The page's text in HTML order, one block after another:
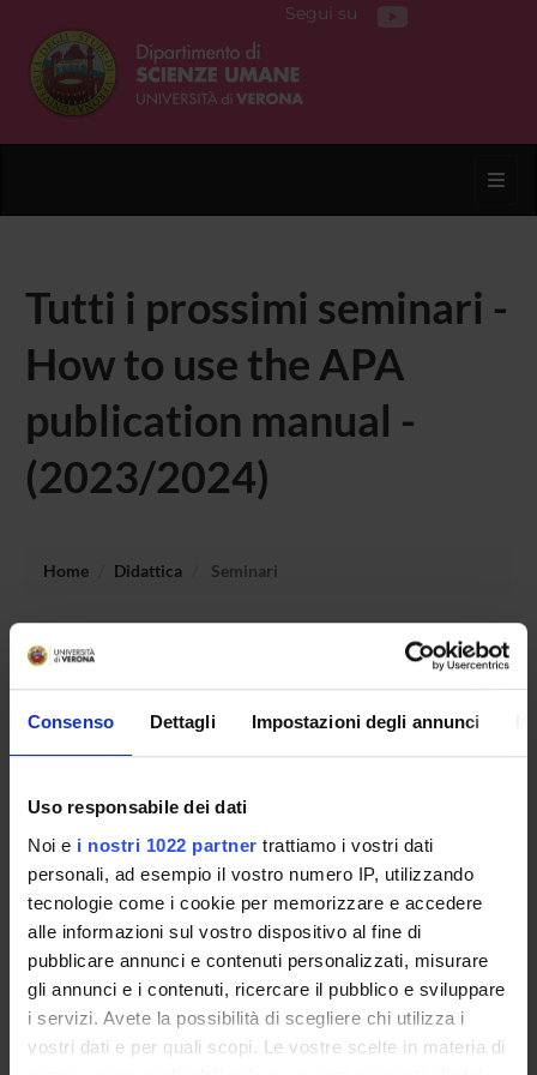
Consenso Dettagli Impostazioni degli annunci
Uso responsabile dei dati
Noi e i nostri 1022 partner trattiamo i vostri dati
personali, ad esempio il vostro numero IP, utilizzando
tecnologie come i cookie per memorizzare e accedere
alle informazioni sul vostro dispositivo al fine di
pubblicare annunci e contenuti personalizzati, misurare
gli annunci e i contenuti, ricercare il pubblico e sviluppare
i servizi. Avete la possibilità di scegliere chi utilizza i
vostri dati e per quali scopi. Le vostre scelte in materia di
Segui su
Tutti i prossimi seminari -
How to use the APA
publication manual -
(2023/2024)
Home Didattica Seminari
Non è stato trovato alcun seminario relativo
all'insegnamento How to use the APA publication manual .
DOTTORATI, MASTER E FORMAZIONE SUPERIORE
Contatti
Persone
Luoghi
Calendario